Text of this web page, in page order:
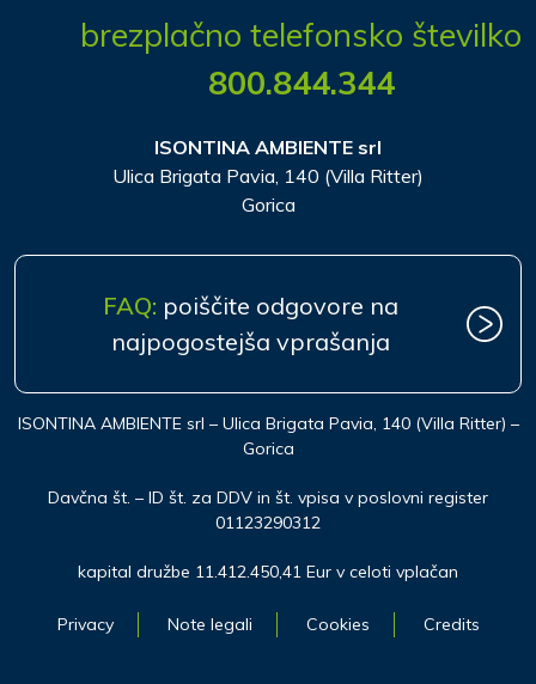
brezplačno telefonsko številko
800.844.344
ISONTINA AMBIENTE srl
Ulica Brigata Pavia, 140 (Villa Ritter)
Gorica
FAQ: poiščite odgovore na
najpogostejša vprašanja
ISONTINA AMBIENTE srl – Ulica Brigata Pavia, 140 (Villa Ritter) –
Gorica
Davčna št. – ID št. za DDV in št. vpisa v poslovni register
01123290312
kapital družbe 11.412.450,41 Eur v celoti vplačan
Privacy Note legali Cookies Credits